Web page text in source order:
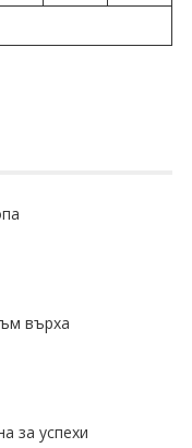
върха
за успехи